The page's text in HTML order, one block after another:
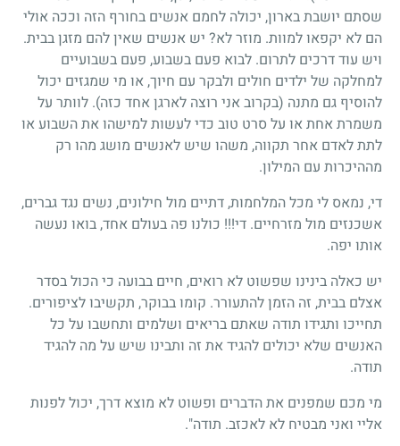
שסתם יושבת בארון, יכולה לחמם אנשים בחורף הזה וככה אולי
הם לא יקפאו למוות. מוזר לא? יש אנשים שאין להם מזגן בבית.
ויש עוד דרכים לתרום. לבוא פעם בשבוע, פעם בשבועיים
למחלקה של ילדים חולים ולבקר עם חיוך, או מי שמגזים יכול
להוסיף גם מתנה (בקרוב אני רוצה לארגן אחד כזה). לוותר על
משמרת אחת או על סרט טוב כדי לעשות למישהו את השבוע או
לתת לאדם אחר תקווה, משהו שיש לאנשים מושג מהו רק
מההיכרות עם המילון.
די, נמאס לי מכל המלחמות, דתיים מול חילונים, נשים נגד גברים,
אשכנזים מול מזרחיים. די!!! כולנו פה בעולם אחד, בואו נעשה
אותו יפה.
יש כאלה בינינו שפשוט לא רואים, חיים בבועה כי הכול בסדר
אצלם בבית, זה הזמן להתעורר. קומו בבוקר, תקשיבו לציפורים.
תחייכו ותגידו תודה שאתם בריאים ושלמים ותחשבו על כל
האנשים שלא יכולים להגיד את זה ותבינו שיש על מה להגיד
תודה.
מי מכם שמפנים את הדברים ופשוט לא מוצא דרך, יכול לפנות
אליי ואני מבטיח לא לאכזב. תודה".